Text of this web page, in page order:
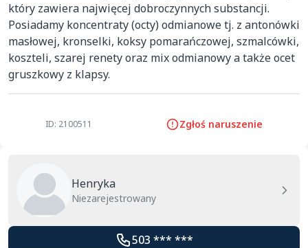
który zawiera najwięcej dobroczynnych substancji.
Posiadamy koncentraty (octy) odmianowe tj. z antonówki
masłowej, kronselki, koksy pomarańczowej, szmalcówki,
koszteli, szarej renety oraz mix odmianowy a także ocet
gruszkowy z klapsy.
ID: 2100511 Zgłoś naruszenie
Henryka
Niezarejestrowany
503 *** ***